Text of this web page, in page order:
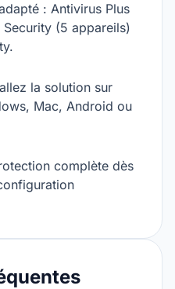
: Antivirus Plus
(5 appareils)
la solution sur
Mac, Android ou
complète dès